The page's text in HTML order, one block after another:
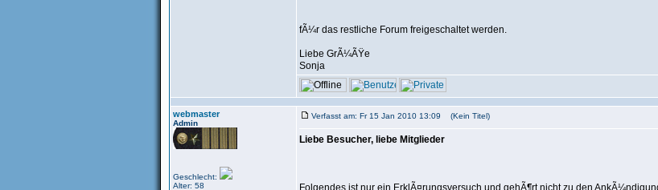
fÃ¼r das restliche Forum freigeschaltet werden.
Liebe GrÃ¼ÃŸe
Sonja
webmaster
Admin
Geschlecht:
Alter: 58
Verfasst am: Fr 15 Jan 2010 13:09 (Kein Titel)
Liebe Besucher, liebe Mitglieder
Folgendes ist nur ein ErklÃ¤rungsversuch und gehÃ¶rt nicht zu den